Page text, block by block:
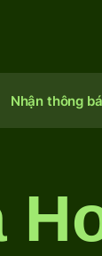
Nhận thông